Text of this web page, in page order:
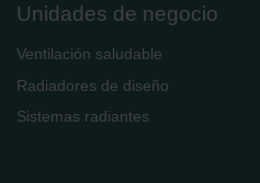
Unidades de negocio
Ventilación saludable
Radiadores de diseño
Sistemas radiantes